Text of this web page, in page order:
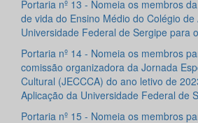
Portaria nº 13 - Nomeia os membros
de vida do Ensino Médio do Colégio de
Universidade Federal de Sergipe para
Portaria nº 14 - Nomeia os membros
comissão organizadora da Jornada
Cultural (JECCCA) do ano letivo de
Aplicação da Universidade Federal de
Portaria nº 15 - Nomeia os membros